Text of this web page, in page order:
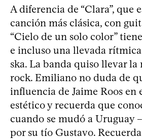
A diferencia de “Clara”, que
canción más clásica, con
“Cielo de un solo color”
e incluso una llevada
ska. La banda quiso llevar
rock. Emiliano no duda de
influencia de Jaime Roos en
estético y recuerda que
cuando se mudó a Uruguay
por su tío Gustavo.